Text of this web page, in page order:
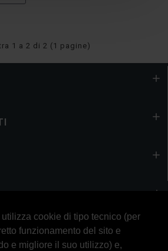
cookie di tipo tecnico (per
funzionamento del sito e
e migliore il suo utilizzo) e,
1 a 2 di 2 (1 pagine)